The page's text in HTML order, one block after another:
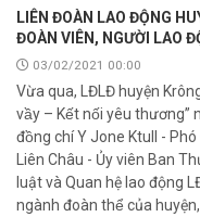
LIÊN ĐOÀN LAO ĐỘNG
ĐOÀN VIÊN, NGƯỜI LAO
03/02/2021 00:00
Vừa qua, LĐLĐ huyện
vầy – Kết nối yêu thương”
đồng chí Y Jone Ktull -
Liên Châu - Ủy viên Ban
luật và Quan hệ lao động
ngành đoàn thể của